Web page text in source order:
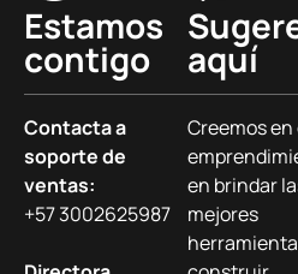
Estamos
contigo
Contacta a
soporte de
ventas:
+57 3002625987
aquí
Creemos en
en brindar
mejores